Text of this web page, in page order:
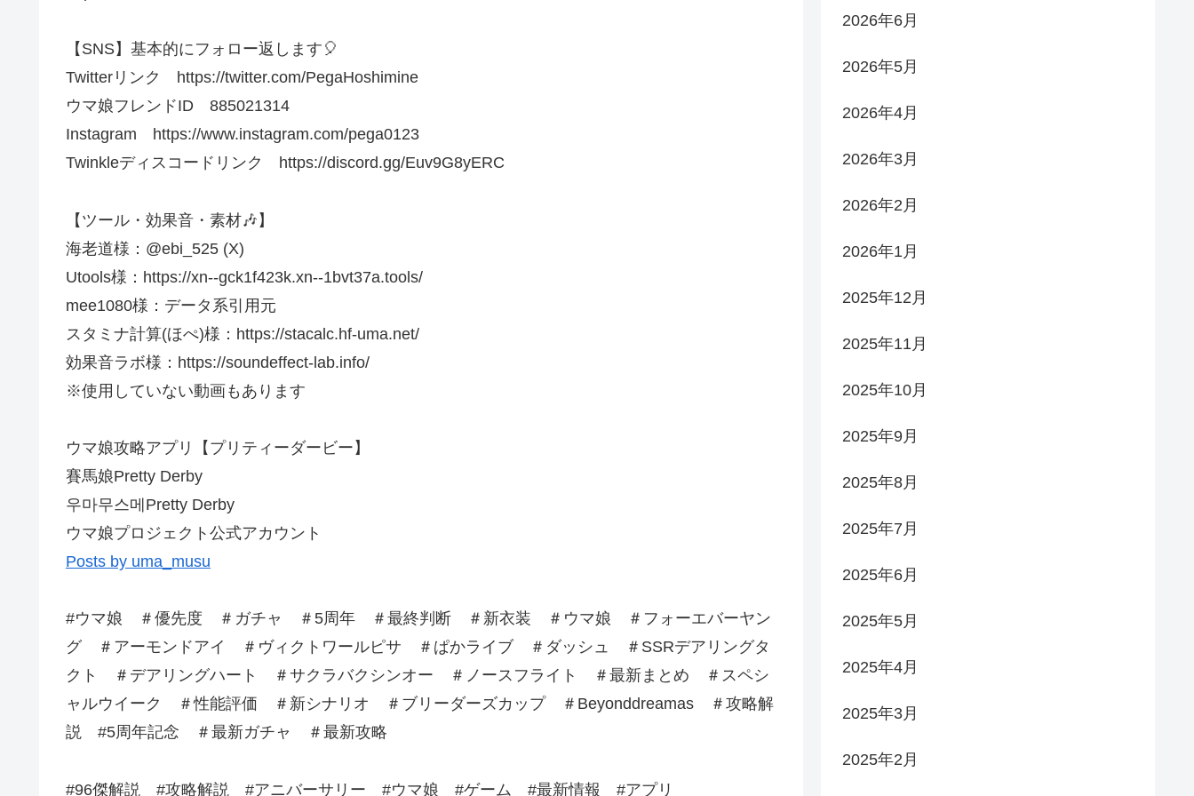
【SNS】基本的にフォロー返します🎈
Twitterリンク https://twitter.com/PegaHoshimine
ウマ娘フレンドID 885021314
Instagram https://www.instagram.com/pega0123​​​
Twinkleディスコードリンク https://discord.gg/Euv9G8yERC
【ツール・効果音・素材🎶】
海老道様：@ebi_525 (X)
Utools様：https://xn--gck1f423k.xn--1bvt37a.tools/
mee1080様：データ系引用元
スタミナ計算(ほぺ)様：https://stacalc.hf-uma.net/
効果音ラボ様：https://soundeffect-lab.info/​​​​
※使用していない動画もあります​​​​
ウマ娘攻略アプリ【プリティーダービー】
賽馬娘Pretty Derby
우마무스메Pretty Derby
ウマ娘プロジェクト公式アカウント
Posts by uma_musu
#ウマ娘 ＃優先度 ＃ガチャ ＃5周年 ＃最終判断 ＃新衣装 ＃ウマ娘 ＃フォーエバーヤン
グ ＃アーモンドアイ ＃ヴィクトワールピサ ＃ぱかライブ ＃ダッシュ ＃SSRデアリングタ
クト ＃デアリングハート ＃サクラバクシンオー ＃ノースフライト ＃最新まとめ ＃スペシ
ャルウイーク ＃性能評価 ＃新シナリオ ＃ブリーダーズカップ ＃Beyonddreamas ＃攻略解
説 #5周年記念 ＃最新ガチャ ＃最新攻略
#96傑解説 #攻略解説 #アニバーサリー #ウマ娘 #ゲーム #最新情報 #アプリ
2026年6月
2026年5月
2026年4月
2026年3月
2026年2月
2026年1月
2025年12月
2025年11月
2025年10月
2025年9月
2025年8月
2025年7月
2025年6月
2025年5月
2025年4月
2025年3月
2025年2月